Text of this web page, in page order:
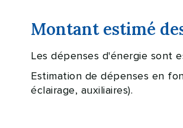
Montant estimé
Les dépenses d'énergie sont
Estimation de dépenses en
éclairage, auxiliaires).